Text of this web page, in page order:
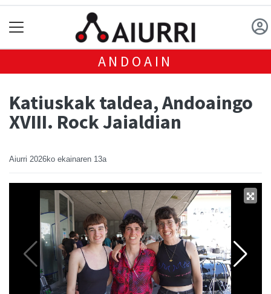
ANDOAIN
Katiuskak taldea, Andoaingo
XVIII. Rock Jaialdian
Aiurri 2026ko ekainaren 13a